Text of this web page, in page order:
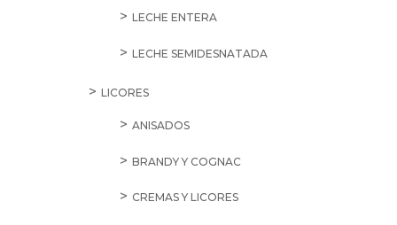
LECHE ENTERA
LECHE SEMIDESNATADA
LICORES
ANISADOS
BRANDY Y COGNAC
CREMAS Y LICORES